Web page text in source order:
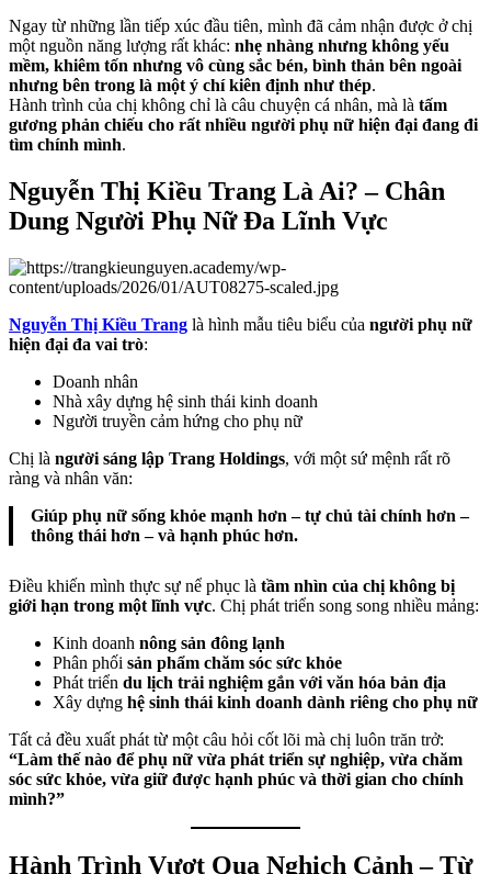
Ngay từ những lần tiếp xúc đầu tiên, mình đã cảm nhận được ở chị
một nguồn năng lượng rất khác: nhẹ nhàng nhưng không yếu
mềm, khiêm tốn nhưng vô cùng sắc bén, bình thản bên ngoài
nhưng bên trong là một ý chí kiên định như thép.
Hành trình của chị không chỉ là câu chuyện cá nhân, mà là tấm
gương phản chiếu cho rất nhiều người phụ nữ hiện đại đang đi
tìm chính mình.
Nguyễn Thị Kiều Trang Là Ai? – Chân
Dung Người Phụ Nữ Đa Lĩnh Vực
Nguyễn Thị Kiều Trang là hình mẫu tiêu biểu của người phụ nữ
hiện đại đa vai trò:
Doanh nhân
Nhà xây dựng hệ sinh thái kinh doanh
Người truyền cảm hứng cho phụ nữ
Chị là người sáng lập Trang Holdings, với một sứ mệnh rất rõ
ràng và nhân văn:
Giúp phụ nữ sống khỏe mạnh hơn – tự chủ tài chính hơn –
thông thái hơn – và hạnh phúc hơn.
Điều khiến mình thực sự nể phục là tầm nhìn của chị không bị
giới hạn trong một lĩnh vực. Chị phát triển song song nhiều mảng:
Kinh doanh nông sản đông lạnh
Phân phối sản phẩm chăm sóc sức khỏe
Phát triển du lịch trải nghiệm gắn với văn hóa bản địa
Xây dựng hệ sinh thái kinh doanh dành riêng cho phụ nữ
Tất cả đều xuất phát từ một câu hỏi cốt lõi mà chị luôn trăn trở:
“Làm thế nào để phụ nữ vừa phát triển sự nghiệp, vừa chăm
sóc sức khỏe, vừa giữ được hạnh phúc và thời gian cho chính
mình?”
Hành Trình Vượt Qua Nghịch Cảnh – Từ